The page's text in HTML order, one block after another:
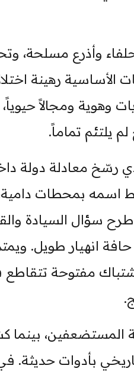
الإيراني بعد 2003 عبر شبكة حلفاء
الأساسية رهينة
وهوية ومجالاً
يلتئم تماماً.
رسّخ معادلة دولة
اسمه بمحطات
سؤال السيادة
انهيار طويل.
مفتوحة تتقاطع
المستضعفين،
بأدوات حديثة.